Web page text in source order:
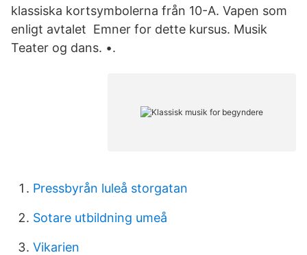
klassiska kortsymbolerna från 10-A. Vapen som
enligt avtalet Emner for dette kursus. Musik
Teater og dans. •.
Pressbyrån luleå storgatan
Sotare utbildning umeå
Vikarien